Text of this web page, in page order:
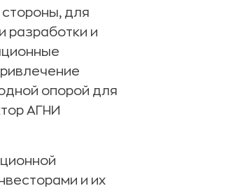
для
разработки и
опорой для
АГНИ
и их